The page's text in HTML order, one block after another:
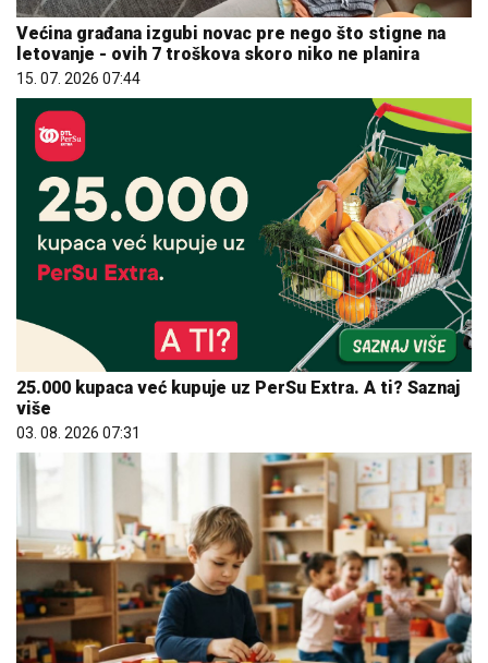
Većina građana izgubi novac pre nego što stigne na
letovanje - ovih 7 troškova skoro niko ne planira
15. 07. 2026 07:44
25.000 kupaca već kupuje uz PerSu Extra. A ti? Saznaj
više
03. 08. 2026 07:31